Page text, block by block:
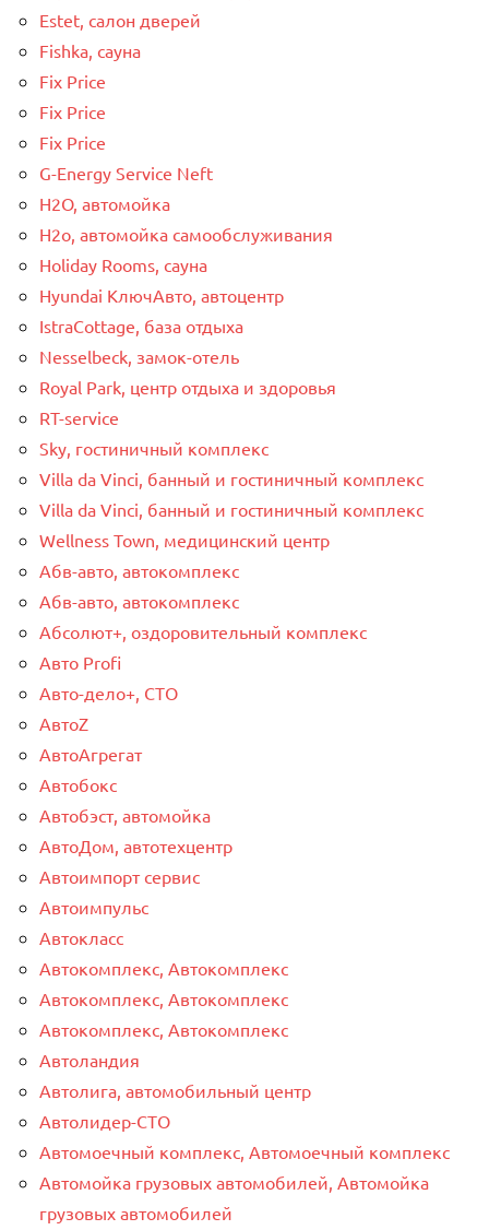
Estet, салон дверей
Fishka, сауна
Fix Price
Fix Price
Fix Price
G-Energy Service Neft
H2O, автомойка
H2o, автомойка самообслуживания
Holiday Rooms, сауна
Hyundai КлючАвто, автоцентр
IstraCottage, база отдыха
Nesselbeck, замок-отель
Royal Park, центр отдыха и здоровья
RT-service
Sky, гостиничный комплекс
Villa da Vinci, банный и гостиничный комплекс
Villa da Vinci, банный и гостиничный комплекс
Wellness Town, медицинский центр
Абв-авто, автокомплекс
Абв-авто, автокомплекс
Абсолют+, оздоровительный комплекс
Авто Profi
Авто-дело+, СТО
АвтоZ
АвтоАгрегат
Автобокс
Автобэст, автомойка
АвтоДом, автотехцентр
Автоимпорт сервис
Автоимпульс
Автокласс
Автокомплекс, Автокомплекс
Автокомплекс, Автокомплекс
Автокомплекс, Автокомплекс
Автоландия
Автолига, автомобильный центр
Автолидер-СТО
Автомоечный комплекс, Автомоечный комплекс
Автомойка грузовых автомобилей, Автомойка
грузовых автомобилей